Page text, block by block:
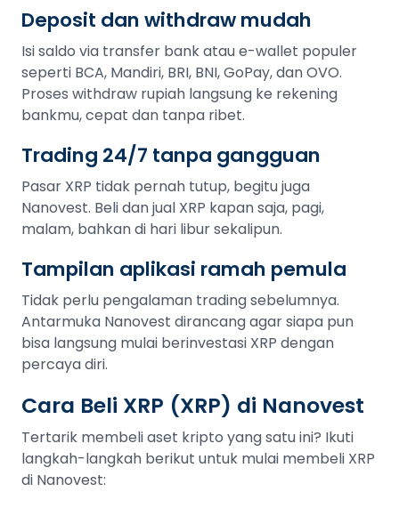
Deposit dan withdraw mudah
Isi saldo via transfer bank atau e-wallet populer
seperti BCA, Mandiri, BRI, BNI, GoPay, dan OVO.
Proses withdraw rupiah langsung ke rekening
bankmu, cepat dan tanpa ribet.
Trading 24/7 tanpa gangguan
Pasar XRP tidak pernah tutup, begitu juga
Nanovest. Beli dan jual XRP kapan saja, pagi,
malam, bahkan di hari libur sekalipun.
Tampilan aplikasi ramah pemula
Tidak perlu pengalaman trading sebelumnya.
Antarmuka Nanovest dirancang agar siapa pun
bisa langsung mulai berinvestasi XRP dengan
percaya diri.
Cara Beli XRP (XRP) di Nanovest
Tertarik membeli aset kripto yang satu ini? Ikuti
langkah-langkah berikut untuk mulai membeli XRP
di Nanovest: